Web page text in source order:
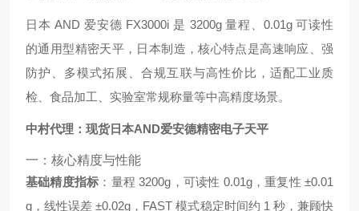
日本 AND 爱安德 FX3000i 是 3200g 量程、0.01g 可读性
的通用型精密天平，日本制造，核心特点是高速响应、强
防护、多模式拓展、合规互联与高性价比，适配工业质
检、食品加工、实验室常规称量等中高精度场景。
中村代理：现货日本AND爱安德精密电子天平
一：核心精度与性能
基础精度指标 ：量程 3200g，可读性 0.01g，重复性 ±0.01
g，线性误差 ±0.02g，FAST 模式稳定时间约 1 秒，兼顾快